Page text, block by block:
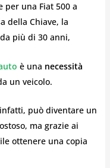
per una Fiat 500 a
della Chiave, la
più di 30 anni,
è una necessità
un veicolo.
può diventare un
ma grazie ai
ottenere una copia